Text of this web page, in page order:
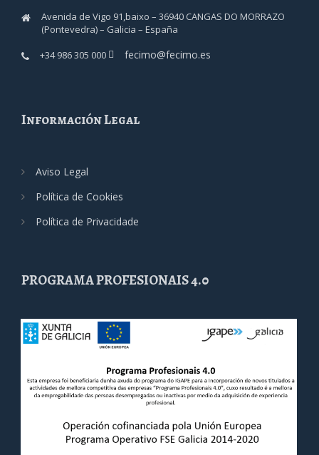
Avenida de Vigo 91,baixo – 36940 CANGAS DO MORRAZO
(Pontevedra) – Galicia – España
+34 986 305 000
fecimo@fecimo.es
Información Legal
Aviso Legal
Política de Cookies
Política de Privacidade
PROGRAMA PROFESIONAIS 4.0